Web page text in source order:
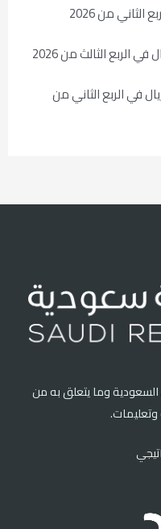
تربح 385.7 مليون ريال في الربع الثاني من
وما يتعلق به من
وتعليمات.